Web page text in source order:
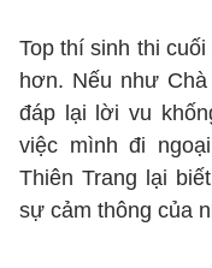
Top thí sinh thi
hơn. Nếu như
đáp lại lời vu
việc mình đi
Thiên Trang lại
sự cảm thông của